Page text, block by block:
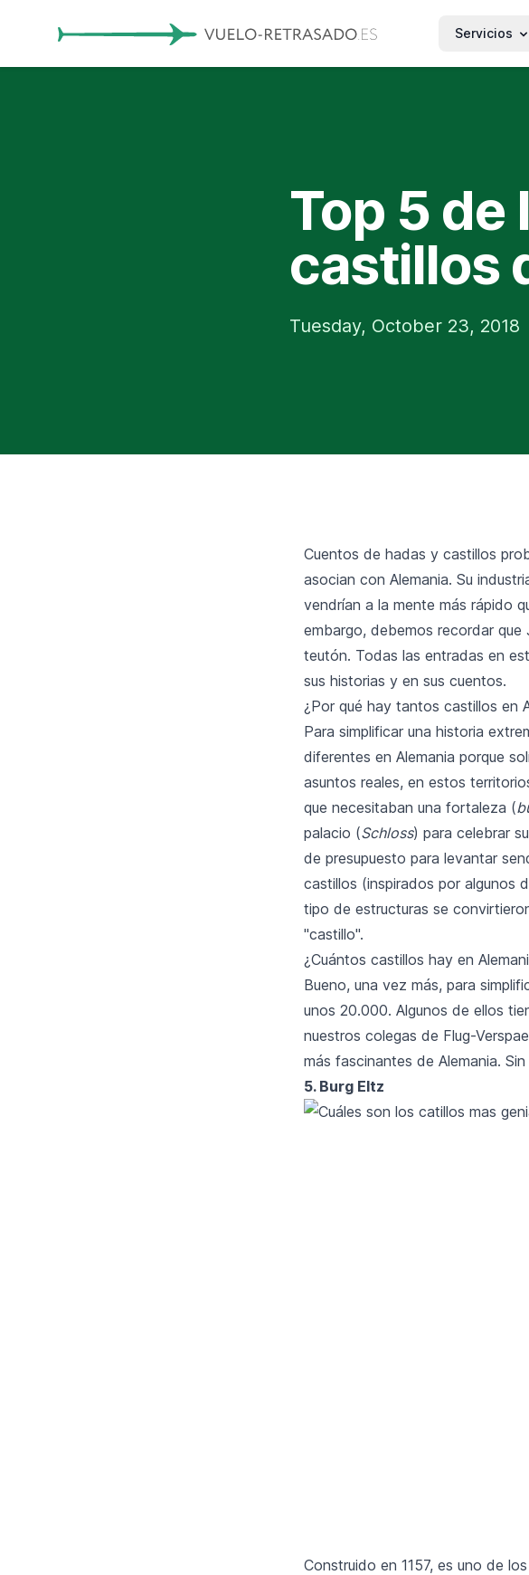
Servicios
Top 5 de
castillos
Tuesday, October 23, 2018
Cuentos de hadas y castillos
asocian con Alemania. Su
vendrían a la mente más rápido
embargo, debemos recordar que
teutón. Todas las entradas en
sus historias y en sus cuentos.
¿Por qué hay tantos castillos en
Para simplificar una historia
diferentes en Alemania porque
asuntos reales, en estos
que necesitaban una fortaleza (
palacio (Schloss) para celebrar
de presupuesto para levantar
castillos (inspirados por algunos
tipo de estructuras se
"castillo".
¿Cuántos castillos hay en
Bueno, una vez más, para
unos 20.000. Algunos de ellos
nuestros colegas de Flug-
más fascinantes de Alemania.
5. Burg Eltz
Construido en 1157, es uno de